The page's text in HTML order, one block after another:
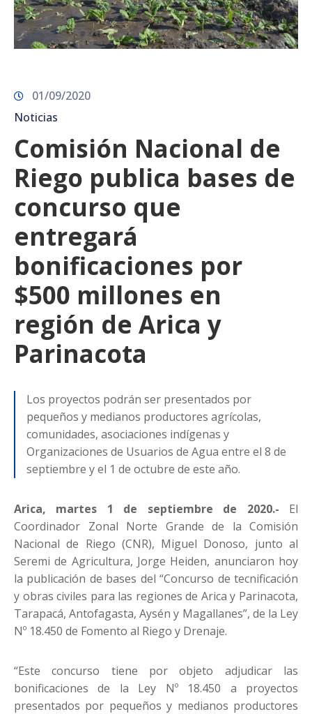
01/09/2020
Noticias
Comisión Nacional de
Riego publica bases de
concurso que
entregará
bonificaciones por
$500 millones en
región de Arica y
Parinacota
Los proyectos podrán ser presentados por
pequeños y medianos productores agrícolas,
comunidades, asociaciones indígenas y
Organizaciones de Usuarios de Agua entre el 8 de
septiembre y el 1 de octubre de este año.
Arica, martes 1 de septiembre de 2020.- El
Coordinador Zonal Norte Grande de la Comisión
Nacional de Riego (CNR), Miguel Donoso, junto al
Seremi de Agricultura, Jorge Heiden, anunciaron hoy
la publicación de bases del “Concurso de tecnificación
y obras civiles para las regiones de Arica y Parinacota,
Tarapacá, Antofagasta, Aysén y Magallanes”, de la Ley
Nº 18.450 de Fomento al Riego y Drenaje.
“Este concurso tiene por objeto adjudicar las
bonificaciones de la Ley Nº 18.450 a proyectos
presentados por pequeños y medianos productores